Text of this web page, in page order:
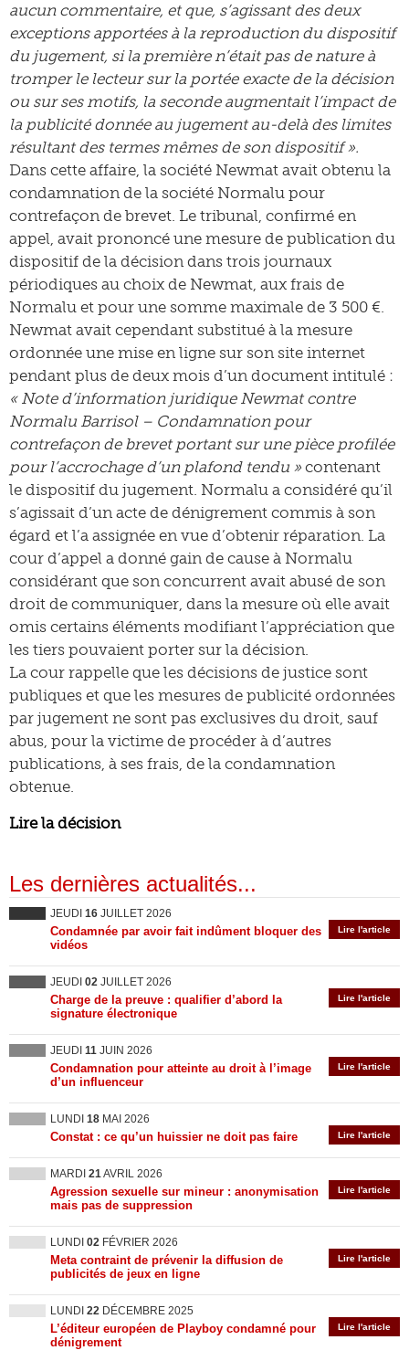
aucun commentaire, et que, s’agissant des deux
exceptions apportées à la reproduction du dispositif
du jugement, si la première n’était pas de nature à
tromper le lecteur sur la portée exacte de la décision
ou sur ses motifs, la seconde augmentait l’impact de
la publicité donnée au jugement au-delà des limites
résultant des termes mêmes de son dispositif ».
Dans cette affaire, la société Newmat avait obtenu la
condamnation de la société Normalu pour
contrefaçon de brevet. Le tribunal, confirmé en
appel, avait prononcé une mesure de publication du
dispositif de la décision dans trois journaux
périodiques au choix de Newmat, aux frais de
Normalu et pour une somme maximale de 3 500 €.
Newmat avait cependant substitué à la mesure
ordonnée une mise en ligne sur son site internet
pendant plus de deux mois d’un document intitulé :
« Note d’information juridique Newmat contre
Normalu Barrisol – Condamnation pour
contrefaçon de brevet portant sur une pièce profilée
pour l’accrochage d’un plafond tendu » contenant
le dispositif du jugement. Normalu a considéré qu’il
s’agissait d’un acte de dénigrement commis à son
égard et l’a assignée en vue d’obtenir réparation. La
cour d’appel a donné gain de cause à Normalu
considérant que son concurrent avait abusé de son
droit de communiquer, dans la mesure où elle avait
omis certains éléments modifiant l’appréciation que
les tiers pouvaient porter sur la décision.
La cour rappelle que les décisions de justice sont
publiques et que les mesures de publicité ordonnées
par jugement ne sont pas exclusives du droit, sauf
abus, pour la victime de procéder à d’autres
publications, à ses frais, de la condamnation
obtenue.
Lire la décision
Les dernières actualités...
JEUDI 16 JUILLET 2026
Lire l'article
Condamnée par avoir fait indûment bloquer des
vidéos
JEUDI 02 JUILLET 2026
Lire l'article
Charge de la preuve : qualifier d’abord la
signature électronique
JEUDI 11 JUIN 2026
Lire l'article
Condamnation pour atteinte au droit à l’image
d’un influenceur
LUNDI 18 MAI 2026
Lire l'article
Constat : ce qu’un huissier ne doit pas faire
MARDI 21AVRIL 2026
Lire l'article
Agression sexuelle sur mineur : anonymisation
mais pas de suppression
LUNDI 02 FÉVRIER 2026
Lire l'article
Meta contraint de prévenir la diffusion de
publicités de jeux en ligne
LUNDI 22 DÉCEMBRE 2025
Lire l'article
L’éditeur européen de Playboy condamné pour
dénigrement